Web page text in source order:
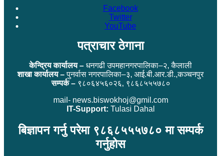
Facebook
Twitter
YouTube
पत्राचार ठेगाना
केन्द्रिय कार्यालय – धनगढी उपमहानगरपालिका–२, कैलाली
शाखा कार्यालय –पुनर्वास नगरपालिका–३, आई.बी.आर.डी.,कञ्चनपुर
सम्पर्क –९८०६४५६०२६, ९८६८५५५७८०
mail- news.biswokhoj@gmil.com
IT-Support: Tulasi Dahal
बिज्ञापन गर्नु परेमा ९८६८५५५७८० मा सम्पर्क
गर्नुहोस